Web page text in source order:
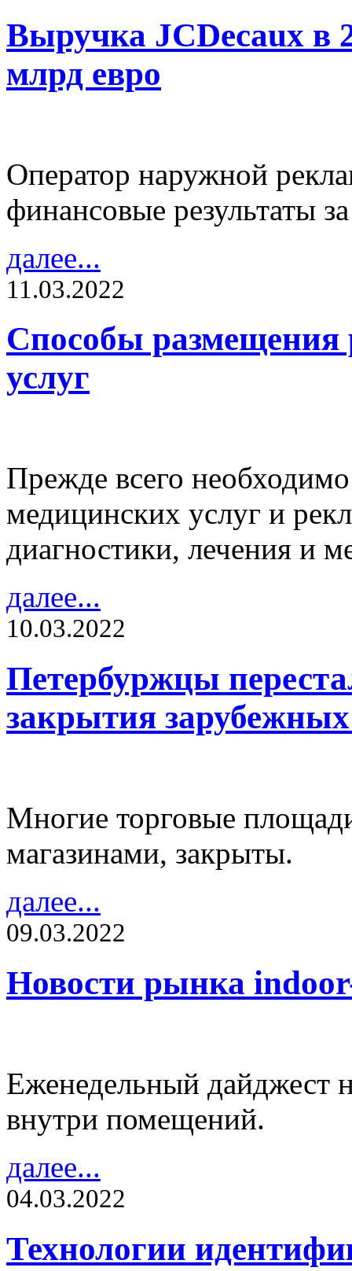
Выручка JCDecaux в
млрд евро
Оператор наружной
финансовые результаты
далее...
11.03.2022
Способы
услуг
Прежде всего
медицинских услуг и
диагностики, лечения и
далее...
10.03.2022
Петербуржцы
закрытия
Многие торговые
магазинами, закрыты.
далее...
09.03.2022
Новости рынка
Еженедельный дайджест
внутри помещений.
далее...
04.03.2022
Технологии